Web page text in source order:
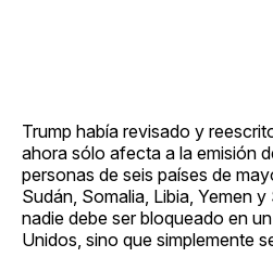
Trump había revisado y
ahora sólo afecta a la emisión
personas de seis países de
Sudán, Somalia, Libia, Yemen
nadie debe ser bloqueado en
Unidos, sino que simplemente